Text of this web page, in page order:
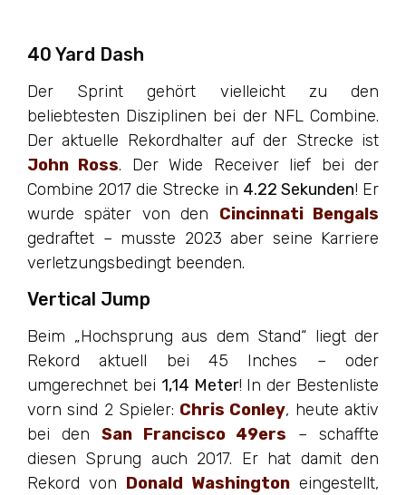
40 Yard Dash
Der Sprint gehört vielleicht zu den
beliebtesten Disziplinen bei der NFL Combine.
Der aktuelle Rekordhalter auf der Strecke ist
John Ross. Der Wide Receiver lief bei der
Combine 2017 die Strecke in 4.22 Sekunden! Er
wurde später von den Cincinnati Bengals
gedraftet – musste 2023 aber seine Karriere
verletzungsbedingt beenden.
Vertical Jump
Beim „Hochsprung aus dem Stand“ liegt der
Rekord aktuell bei 45 Inches – oder
umgerechnet bei 1,14 Meter! In der Bestenliste
vorn sind 2 Spieler: Chris Conley, heute aktiv
bei den San Francisco 49ers – schaffte
diesen Sprung auch 2017. Er hat damit den
Rekord von Donald Washington eingestellt,